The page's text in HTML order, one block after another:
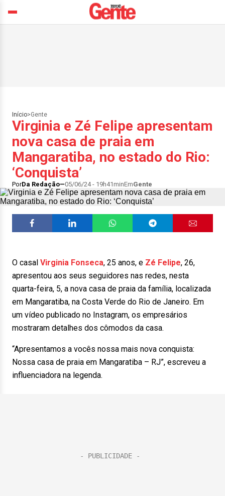
Início>Gente
Virginia e Zé Felipe apresentam
nova casa de praia em
Mangaratiba, no estado do Rio:
‘Conquista’
PorDa Redação 05/06/24 - 19h41minEmGente
O casal Virginia Fonseca, 25 anos, e Zé Felipe, 26,
apresentou aos seus seguidores nas redes, nesta
quarta-feira, 5, a nova casa de praia da família, localizada
em Mangaratiba, na Costa Verde do Rio de Janeiro. Em
um vídeo publicado no Instagram, os empresários
mostraram detalhes dos cômodos da casa.
“Apresentamos a vocês nossa mais nova conquista:
Nossa casa de praia em Mangaratiba – RJ”, escreveu a
influenciadora na legenda.